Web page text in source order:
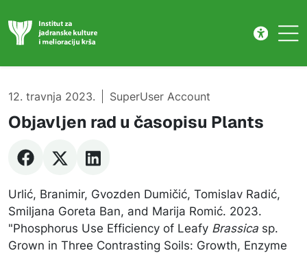
12. travnja 2023. SuperUser Account
Objavljen rad u časopisu Plants
Urlić, Branimir, Gvozden Dumičić, Tomislav Radić,
Smiljana Goreta Ban, and Marija Romić. 2023.
"Phosphorus Use Efficiency of Leafy Brassica sp.
Grown in Three Contrasting Soils: Growth, Enzyme